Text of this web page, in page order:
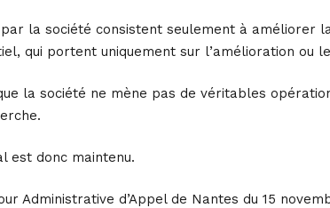
la société consistent seulement à améliorer
qui portent uniquement sur l’amélioration ou
la société ne mène pas de véritables
est donc maintenu.
Administrative d’Appel de Nantes du 15